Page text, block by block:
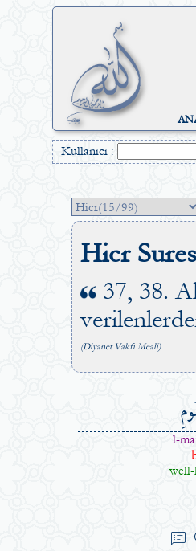
Kullanıcı :
Hicr
37, 38.
(Diyanet Vakfı Meali)
l-
speaker_notes